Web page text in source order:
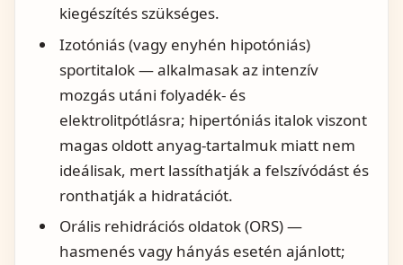
kiegészítés szükséges.
Izotóniás (vagy enyhén hipotóniás)
sportitalok — alkalmasak az intenzív
mozgás utáni folyadék- és
elektrolitpótlásra; hipertóniás italok viszont
magas oldott anyag-tartalmuk miatt nem
ideálisak, mert lassíthatják a felszívódást és
ronthatják a hidratációt.
Orális rehidrációs oldatok (ORS) —
hasmenés vagy hányás esetén ajánlott;